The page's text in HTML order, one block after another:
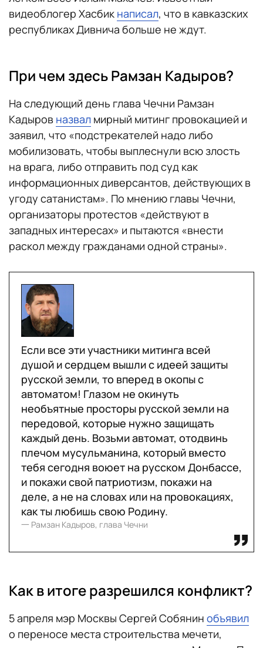
видеоблогер Хасбик написал, что в кавказских
республиках Дивнича больше не ждут.
При чем здесь Рамзан Кадыров?
На следующий день глава Чечни Рамзан
Кадыров назвал мирный митинг провокацией и
заявил, что «подстрекателей надо либо
мобилизовать, чтобы выплеснули всю злость
на врага, либо отправить под суд как
информационных диверсантов, действующих в
угоду сатанистам». По мнению главы Чечни,
организаторы протестов «действуют в
западных интересах» и пытаются «внести
раскол между гражданами одной страны».
Если все эти участники митинга всей
душой и сердцем вышли с идеей защиты
русской земли, то вперед в окопы с
автоматом! Глазом не окинуть
необъятные просторы русской земли на
передовой, которые нужно защищать
каждый день. Возьми автомат, отодвинь
плечом мусульманина, который вместо
тебя сегодня воюет на русском Донбассе,
и покажи свой патриотизм, покажи на
деле, а не на словах или на провокациях,
как ты любишь свою Родину.
一 Рамзан Кадыров, глава Чечни
Как в итоге разрешился конфликт?
5 апреля мэр Москвы Сергей Собянин объявил
о переносе места строительства мечети,